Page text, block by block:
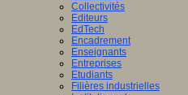
Collectivités
Editeurs
EdTech
Encadrement
Enseignants
Entreprises
Etudiants
Filières industrielles